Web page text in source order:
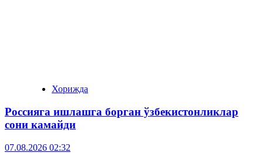
Хорижда
Россияга ишлашга борган ўзбекистонликлар
сони камайди
07.08.2026 02:32